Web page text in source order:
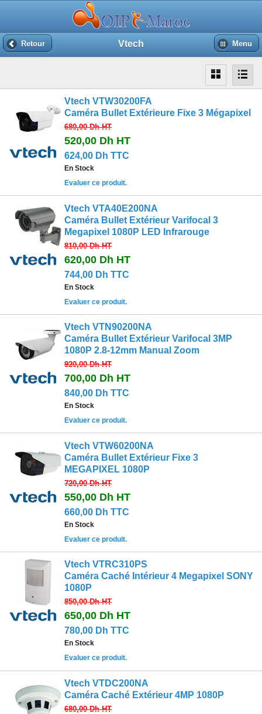
Retour Vtech Menu
Vtech VTW30200FA
Caméra Bullet Extérieure Fixe 3 Mégapixel
680,00 DhHT
520,00 Dh HT
624,00 Dh TTC
En Stock
Evaluer ce produit.
Vtech VTA40E200NA
Caméra Bullet Extérieur Varifocal 3
Megapixel 1080P LED Infrarouge
810,00 DhHT
620,00 Dh HT
744,00 Dh TTC
En Stock
Evaluer ce produit.
Vtech VTN90200NA
Caméra Bullet Extérieur Varifocal 3MP
1080P 2.8-12mm Manual Zoom
920,00 DhHT
700,00 Dh HT
840,00 Dh TTC
En Stock
Evaluer ce produit.
Vtech VTW60200NA
Caméra Bullet Extérieur Fixe 3
MEGAPIXEL 1080P
720,00 DhHT
550,00 Dh HT
660,00 Dh TTC
En Stock
Evaluer ce produit.
Vtech VTRC310PS
Caméra Caché Intérieur 4 Megapixel SONY
1080P
850,00 DhHT
650,00 Dh HT
780,00 Dh TTC
En Stock
Evaluer ce produit.
Vtech VTDC200NA
Caméra Caché Extérieur 4MP 1080P
680,00 DhHT